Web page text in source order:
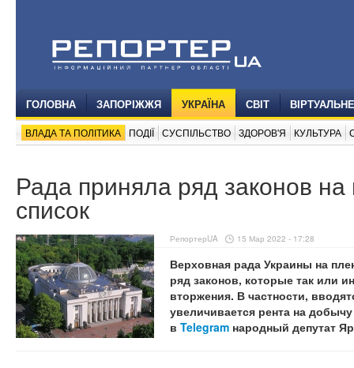
ГОЛОВНА ЗАПОРІЖЖЯ УКРАЇНА СВІТ
ВЛАДА ТА ПОЛІТИКА ПОДІЇ СУСПІЛЬСТВО ЗДОРОВ'Я КУЛЬТУРА
Рада приняла ряд законов
список
РепортерUA 15 Мар 2022 - 17:28
Верховная рада Украины на
ряд законов, которые так или
вторжения. В частности,
увеличивается рента на
в Telegram народный депутат